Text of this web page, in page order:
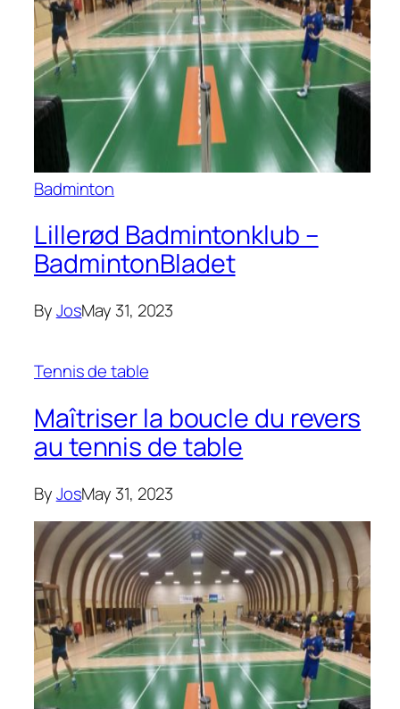
Badminton
Lillerød Badmintonklub –
BadmintonBladet
ByJosMay 31, 2023
Tennis de table
Maîtriser la boucle du revers
au tennis de table
ByJosMay 31, 2023